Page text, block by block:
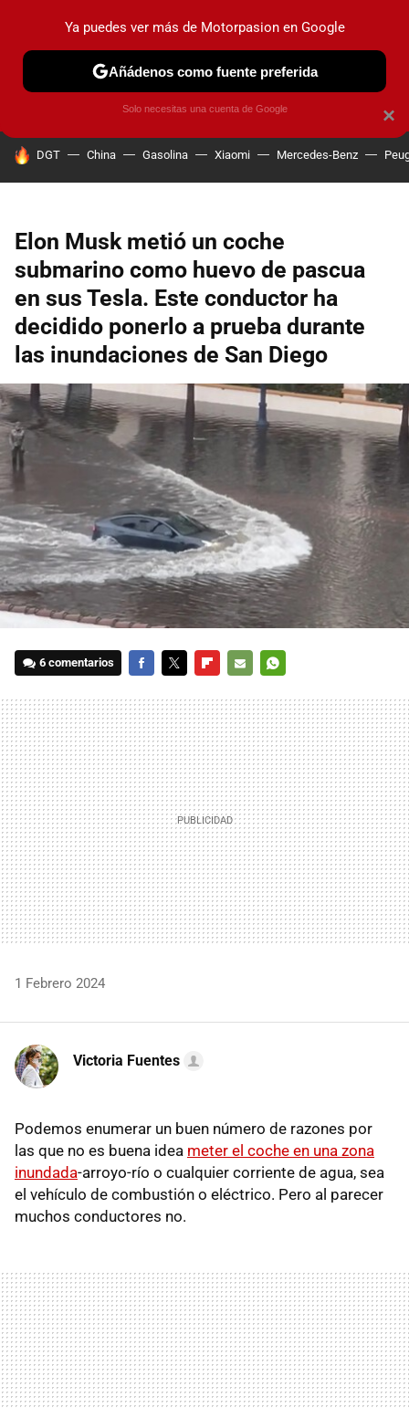
PRUEBAS COCHES ELÉCTRICOS OBSERVATORIO
HOY SE HABLA DE
DGT China Gasolina Xiaomi Mercedes-Benz
Elon Musk metió un coche
submarino como huevo de pascua
en sus Tesla. Este conductor ha
decidido ponerlo a prueba durante
las inundaciones de San Diego
6 comentarios
MAIL
1 Febrero 2024
Victoria Fuentes
Podemos enumerar un buen número de razones por
las que no es buena idea meter el coche en una zona
inundada-arroyo-río o cualquier corriente de agua, sea
el vehículo de combustión o eléctrico. Pero al parecer
muchos conductores no.
×
Ya puedes ver más de Motorpasion en Google
Añádenos como fuente preferida
Solo necesitas una cuenta de Google